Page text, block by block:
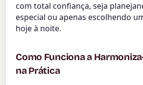
com total confiança, seja
especial ou apenas escolhendo
hoje à noite.
Como Funciona a
na Prática